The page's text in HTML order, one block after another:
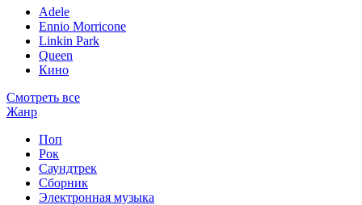
Adele
Ennio Morricone
Linkin Park
Queen
Кино
Смотреть все
Жанр
Поп
Рок
Саундтрек
Сборник
Электронная музыка